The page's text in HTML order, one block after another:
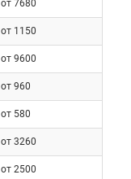
от 7680
от 1150
от 9600
от 960
от 580
от 3260
от 2500